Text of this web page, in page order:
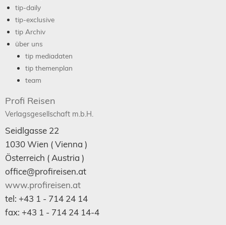
tip-daily
tip-exclusive
tip Archiv
über uns
tip mediadaten
tip themenplan
team
Profi Reisen
Verlagsgesellschaft m.b.H.
Seidlgasse 22
1030Wien ( Vienna )
Österreich ( Austria )
office@profireisen.at
www.profireisen.at
tel: +43 1 - 714 24 14
fax: +43 1 - 714 24 14-4